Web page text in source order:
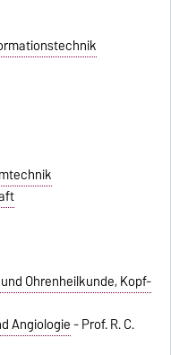
Ohrenheilkunde, Kopf-
Angiologie- Prof. R. C.